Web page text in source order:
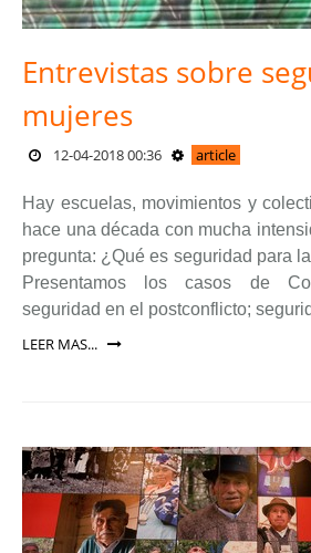
Entrevistas sobre
mujeres
12-04-2018 00:36 article
Hay escuelas, movimientos y
hace una década con mucha
pregunta: ¿Qué es seguridad para
Presentamos los casos de
seguridad en el postconflicto;
LEER MAS...